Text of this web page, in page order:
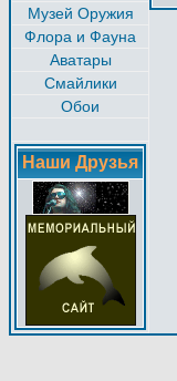
Музей Оружия
Флора и Фауна
Аватары
Смайлики
Обои
Наши Друзья